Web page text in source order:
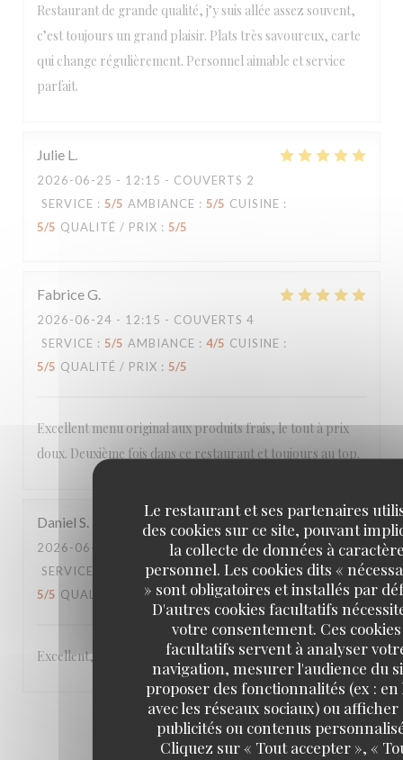
Le restaurant et ses partenaires
des cookies sur ce site, pouvant
la collecte de données à
personnel. Les cookies dits «
» sont obligatoires et installés par
D'autres cookies facultatifs
votre consentement. Ces cookies
facultatifs servent à analyser
navigation, mesurer l'audience du
proposer des fonctionnalités (ex : en
avec les réseaux sociaux) ou afficher
publicités ou contenus
Cliquez sur « Tout accepter », «
Restaurant de grande qualité, j’y suis allée assez souvent,
c’est toujours un grand plaisir. Plats très savoureux, carte
qui change régulièrement. Personnel aimable et service
parfait.
Julie L
2026-06-25 - 12:15 - COUVERTS 2
SERVICE : 5/5 AMBIANCE : 5/5 CUISINE :
5/5 QUALITÉ / PRIX : 5/5
FabriceG
2026-06-24 - 12:15 - COUVERTS 4
SERVICE : 5/5 AMBIANCE : 4/5 CUISINE :
5/5 QUALITÉ / PRIX : 5/5
Excellent menu original aux produits frais, le tout à prix
doux. Deuxième fois dans ce restaurant et toujours au top.
Daniel S
2026-06-22
- 19:45 - COUVERTS 5
SERVICE
AMBIANCE: 5 /5 CUISINE:
5/5 QUALITÉ / PRIX: 5/5
Excellent,
1 2 3
Loco by Jem's